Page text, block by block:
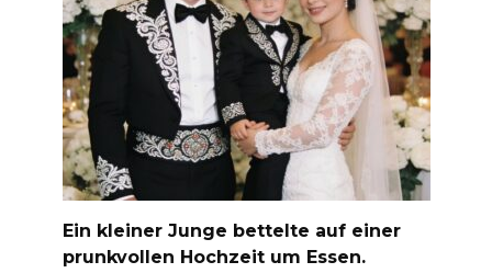
Ein kleiner Junge bettelte auf einer
prunkvollen Hochzeit um Essen.